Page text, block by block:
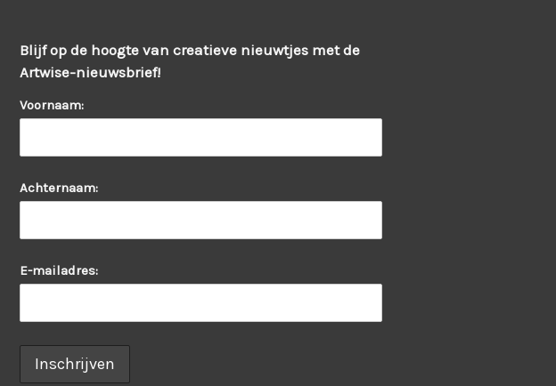
Blijf op de hoogte van creatieve nieuwtjes met de
Artwise-nieuwsbrief!
Voornaam:
Achternaam:
E-mailadres: